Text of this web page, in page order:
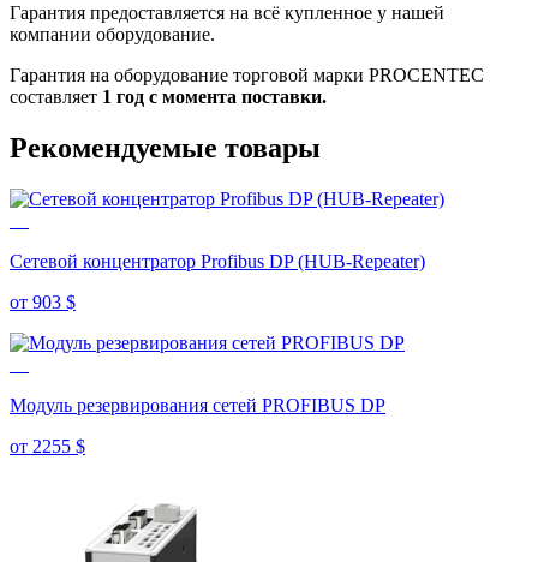
Гарантия предоставляется на всё купленное у нашей
компании оборудование.
Гарантия на оборудование торговой марки PROCENTEC
составляет 1 год с момента поставки.
Рекомендуемые товары
Сетевой концентратор Profibus DP (HUB-Repeater)
от 903 $
Модуль резервирования сетей PROFIBUS DP
от 2255 $